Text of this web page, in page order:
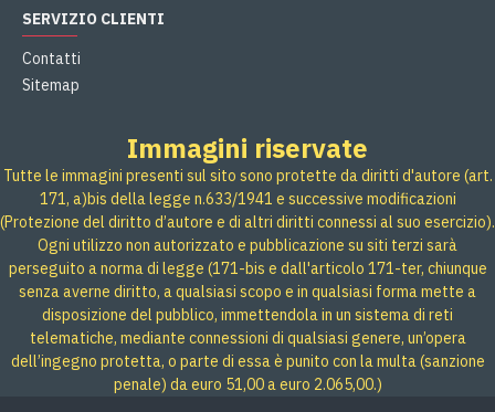
SERVIZIO CLIENTI
Contatti
Sitemap
Immagini riservate
Tutte le immagini presenti sul sito sono protette da diritti d'autore (art.
171, a)bis della legge n.633/1941 e successive modificazioni
(Protezione del diritto d’autore e di altri diritti connessi al suo esercizio).
Ogni utilizzo non autorizzato e pubblicazione su siti terzi sarà
perseguito a norma di legge (171-bis e dall'articolo 171-ter, chiunque
senza averne diritto, a qualsiasi scopo e in qualsiasi forma mette a
disposizione del pubblico, immettendola in un sistema di reti
telematiche, mediante connessioni di qualsiasi genere, un’opera
dell’ingegno protetta, o parte di essa è punito con la multa (sanzione
penale) da euro 51,00 a euro 2.065,00.)